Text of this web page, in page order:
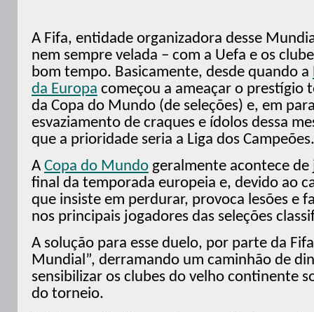
A Fifa, entidade organizadora desse
nem sempre velada – com a Uefa e os
bom tempo. Basicamente, desde quando a
da Europa começou a ameaçar o prestígio
da Copa do Mundo (de seleções) e, em
esvaziamento de craques e ídolos dessa
que a prioridade seria a Liga dos Campeões.
A Copa do Mundo geralmente acontece
final da temporada europeia e, devido ao
que insiste em perdurar, provoca lesões e
nos principais jogadores das seleções
A solução para esse duelo, por parte da
Mundial”, derramando um caminhão de
sensibilizar os clubes do velho continente
do torneio.